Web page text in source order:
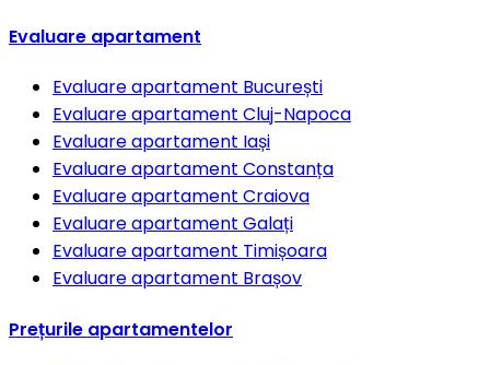
Evaluare apartament
Evaluare apartament București
Evaluare apartament Cluj-Napoca
Evaluare apartament Iași
Evaluare apartament Constanța
Evaluare apartament Craiova
Evaluare apartament Galați
Evaluare apartament Timișoara
Evaluare apartament Brașov
Prețurile apartamentelor